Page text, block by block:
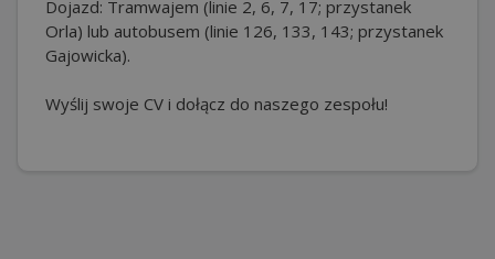
Dojazd: Tramwajem (linie 2, 6, 7, 17; przystanek
Orla) lub autobusem (linie 126, 133, 143; przystanek
Gajowicka).
Wyślij swoje CV i dołącz do naszego zespołu!